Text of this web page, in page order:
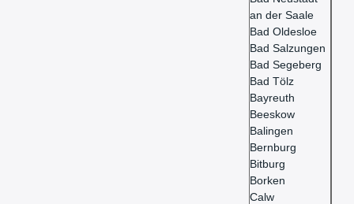
an der Saale
Bad Oldesloe
Bad Salzungen
Bad Segeberg
Bad Tölz
Bayreuth
Beeskow
Balingen
Bernburg
Bitburg
Borken
Calw